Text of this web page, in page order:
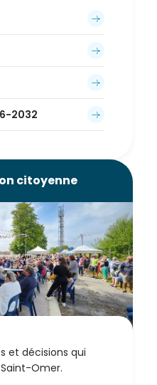
2032
citoyenne
et décisions qui
Omer.